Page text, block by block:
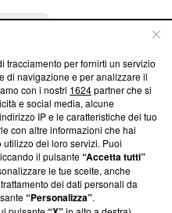
trasparenti su Blasting
e su come ci impegniamo a
la nostra aderenza a
Blasting News non è
ha richiesto di farne
effettuato una verifica di
tracciamento per fornirti un servizio
di navigazione e per analizzare il
con i nostri 1624partner che si
e social media, alcune
IP e le caratteristiche del tuo
con altre informazioni che hai
dei loro servizi. Puoi
il pulsante“Accetta tutti”
le tue scelte, anche
dei dati personali da
“Personalizza”.